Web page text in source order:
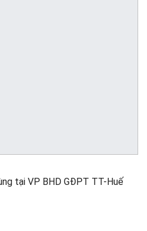
tại VP BHD GĐPT TT-Huế